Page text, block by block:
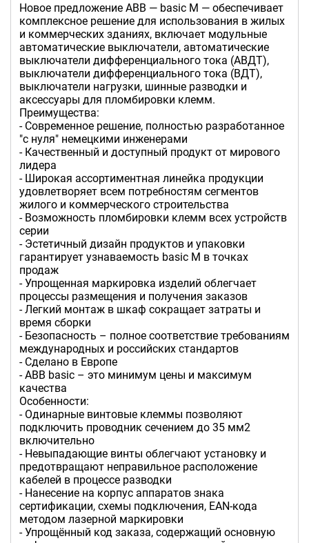
Новое предложение ABB — basic M — обеспечивает
комплексное решение для использования в жилых
и коммерческих зданиях, включает модульные
автоматические выключатели, автоматические
выключатели дифференциального тока (АВДТ),
выключатели дифференциального тока (ВДТ),
выключатели нагрузки, шинные разводки и
аксессуары для пломбировки клемм.
Преимущества:
- Современное решение, полностью разработанное
"с нуля" немецкими инженерами
- Качественный и доступный продукт от мирового
лидера
- Широкая ассортиментная линейка продукции
удовлетворяет всем потребностям сегментов
жилого и коммерческого строительства
- Возможность пломбировки клемм всех устройств
серии
- Эстетичный дизайн продуктов и упаковки
гарантирует узнаваемость basic M в точках
продаж
- Упрощенная маркировка изделий облегчает
процессы размещения и получения заказов
- Легкий монтаж в шкаф сокращает затраты и
время сборки
- Безопасность – полное соответствие требованиям
международных и российских стандартов
- Сделано в Европе
- АВВ basic – это минимум цены и максимум
качества
Особенности:
- Одинарные винтовые клеммы позволяют
подключить проводник сечением до 35 мм2
включительно
- Невыпадающие винты облегчают установку и
предотвращают неправильное расположение
кабелей в процессе разводки
- Нанесение на корпус аппаратов знака
сертификации, схемы подключения, ЕАN-кода
методом лазерной маркировки
- Упрощённый код заказа, содержащий основную